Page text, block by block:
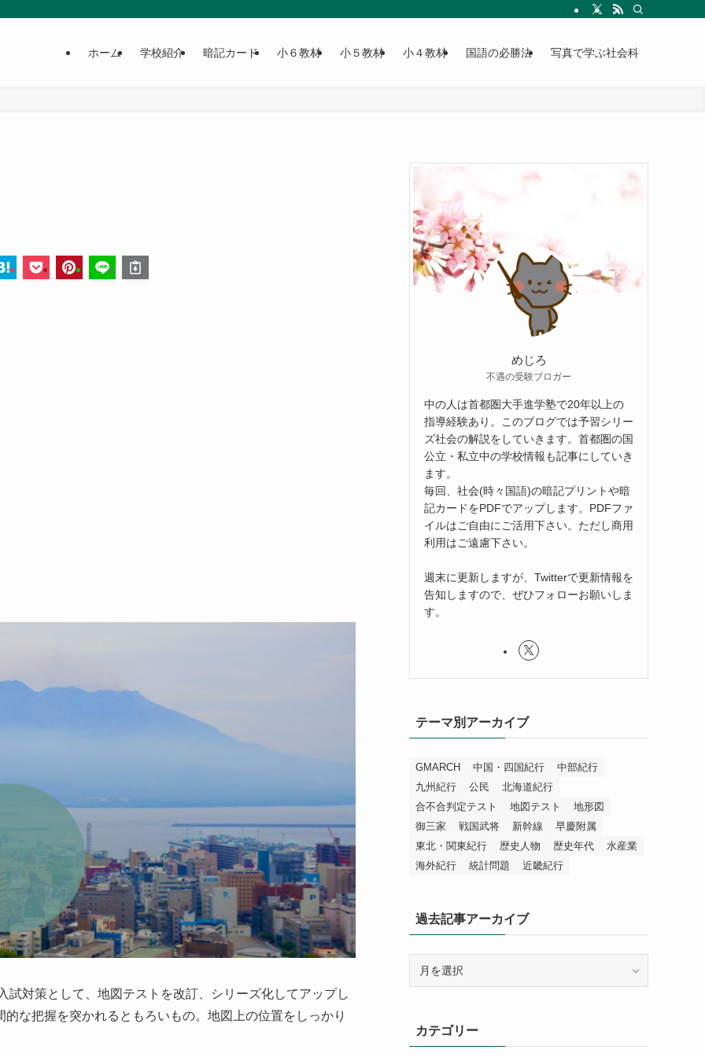
ホーム 学校紹介 暗記カード 小６教材 小５教材 小４教材 国語の必勝法 写真で学ぶ社会科
対策として、地図テストを改訂、シリーズ化してアップし
な把握を突かれるともろいもの。地図上の位置をしっかり
めじろ
不遇の受験ブロガー
中の人は首都圏大手進学塾で20年以上の
指導経験あり。このブログでは予習シリー
ズ社会の解説をしていきます。首都圏の国
公立・私立中の学校情報も記事にしていき
ます。
毎回、社会(時々国語)の暗記プリントや暗
記カードをPDFでアップします。PDFファ
イルはご自由にご活用下さい。ただし商用
利用はご遠慮下さい。
週末に更新しますが、Twitterで更新情報を
告知しますので、ぜひフォローお願いしま
す。
テーマ別アーカイブ
GMARCH 中国・四国紀行
中部紀行
九州紀行
公民
北海道紀行
合不合判定テスト
地図テスト
地形図
御三家
戦国武将 新幹線
早慶附属
東北・関東紀行
歴史人物 歴史年代
水産業
海外紀行
統計問題 近畿紀行
過去記事アーカイブ
ア
ー
カテゴリー